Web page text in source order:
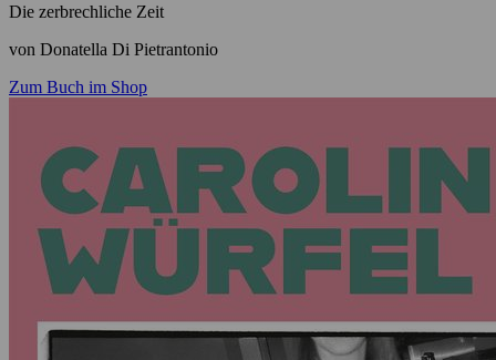
Die zerbrechliche Zeit
von Donatella Di Pietrantonio
Zum Buch im Shop